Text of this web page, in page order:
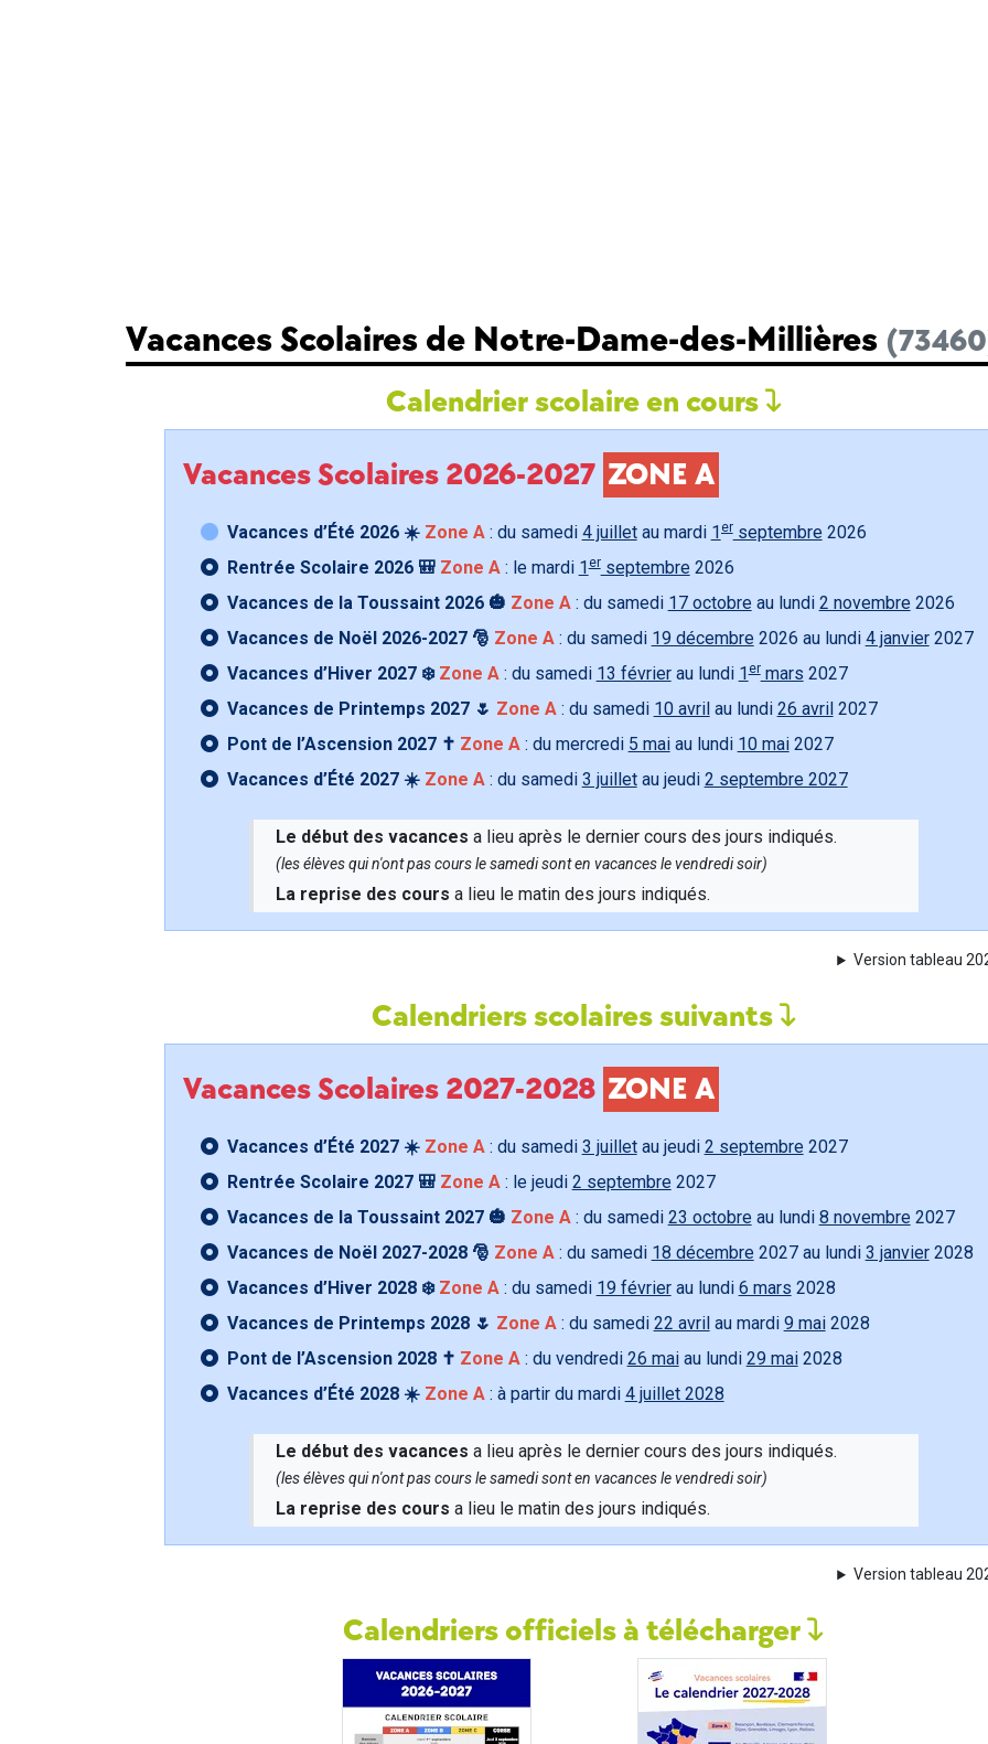
Vacances Scolaires de Notre-Dame-des-Millières
Calendrier scolaire en cours
Vacances Scolaires 2026-2027 ZONE A
Vacances d’Été 2026 ☀️ Zone A: du samedi 4 juilletau mardi 1 erseptembre 2026
Rentrée Scolaire 2026 🎒 Zone A: le mardi 1erseptembre 2026
Vacances de la Toussaint 2026 🎃 Zone A: du samedi 17 octobre au lundi 2 novembre 2026
Vacances de Noël 2026-2027 🎅 Zone A: du samedi 19 décembre 2026 au lundi 4 janvier2027
Vacances d’Hiver 2027 ❄️ Zone A: du samedi 13 févrierau lundi 1ermars 2027
Vacances de Printemps 2027 🌷 Zone A: du samedi 10 avril au lundi 26 avril 2027
Pont de l’Ascension 2027 ✝️ Zone A: du mercredi 5 maiau lundi 10 mai2027
Vacances d’Été 2027 ☀️ Zone A: du samedi 3 juilletau jeudi 2 septembre 2027
Le début des vacances a lieu après le dernier cours des jours indiqués.
(les élèves qui n'ont pas cours le samedi sont en vacances le vendredi soir)
La reprise des cours a lieu le matin des jours indiqués.
Version tableau
Calendriers scolaires suivants
Vacances Scolaires 2027-2028 ZONE A
Vacances d’Été 2027 ☀️ Zone A: du samedi 3 juilletau jeudi 2 septembre 2027
Rentrée Scolaire 2027 🎒 Zone A: le jeudi 2 septembre 2027
Vacances de la Toussaint 2027 🎃 Zone A: du samedi 23 octobre au lundi 8 novembre 2027
Vacances de Noël 2027-2028 🎅 Zone A: du samedi 18 décembre 2027 au lundi 3 janvier2028
Vacances d’Hiver 2028 ❄️ Zone A: du samedi 19 févrierau lundi 6 mars 2028
Vacances de Printemps 2028 🌷 Zone A: du samedi 22 avril au mardi 9 mai2028
Pont de l’Ascension 2028 ✝️ Zone A: du vendredi 26 maiau lundi 29 mai2028
Vacances d’Été 2028 ☀️ Zone A: à partir du mardi 4 juillet 2028
Le début des vacances a lieu après le dernier cours des jours indiqués.
(les élèves qui n'ont pas cours le samedi sont en vacances le vendredi soir)
La reprise des cours a lieu le matin des jours indiqués.
Version tableau
Calendriers officiels à télécharger